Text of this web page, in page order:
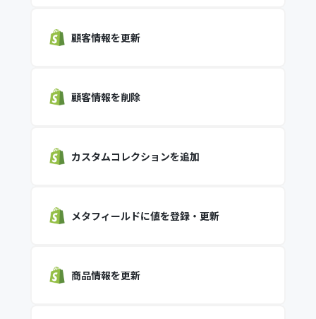
顧客情報を更新
顧客情報を削除
カスタムコレクションを追加
メタフィールドに値を登録・更新
商品情報を更新